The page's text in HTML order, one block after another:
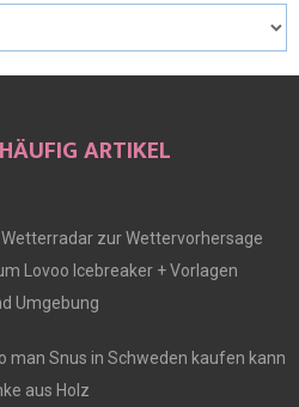
ARTIKEL
zur Wettervorhersage
Lovoo Icebreaker + Vorlagen
Umgebung
man Snus in Schweden kaufen kann
aus Holz